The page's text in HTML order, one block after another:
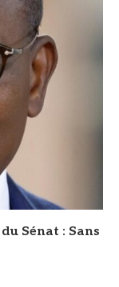
Sénat : Sans